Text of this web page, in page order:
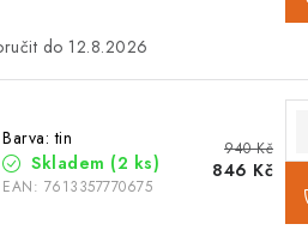
12.8.2026
Barva: tin
Skladem (2 ks)
EAN: 7613357770675
940 Kč
846 Kč